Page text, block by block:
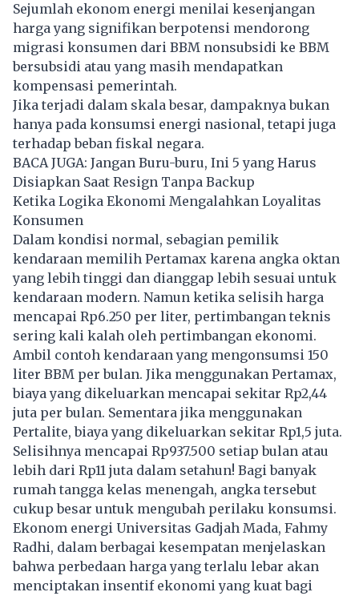
Sejumlah ekonom energi menilai kesenjangan
harga yang signifikan berpotensi mendorong
migrasi konsumen dari BBM nonsubsidi ke BBM
bersubsidi atau yang masih mendapatkan
kompensasi pemerintah.
Jika terjadi dalam skala besar, dampaknya bukan
hanya pada konsumsi energi nasional, tetapi juga
terhadap beban fiskal negara.
BACA JUGA: Jangan Buru-buru, Ini 5 yang Harus
Disiapkan Saat Resign Tanpa Backup
Ketika Logika Ekonomi Mengalahkan Loyalitas
Konsumen
Dalam kondisi normal, sebagian pemilik
kendaraan memilih Pertamax karena angka oktan
yang lebih tinggi dan dianggap lebih sesuai untuk
kendaraan modern. Namun ketika selisih harga
mencapai Rp6.250 per liter, pertimbangan teknis
sering kali kalah oleh pertimbangan ekonomi.
Ambil contoh kendaraan yang mengonsumsi 150
liter BBM per bulan. Jika menggunakan Pertamax,
biaya yang dikeluarkan mencapai sekitar Rp2,44
juta per bulan. Sementara jika menggunakan
Pertalite, biaya yang dikeluarkan sekitar Rp1,5 juta.
Selisihnya mencapai Rp937.500 setiap bulan atau
lebih dari Rp11 juta dalam setahun! Bagi banyak
rumah tangga kelas menengah, angka tersebut
cukup besar untuk mengubah perilaku konsumsi.
Ekonom energi Universitas Gadjah Mada, Fahmy
Radhi, dalam berbagai kesempatan menjelaskan
bahwa perbedaan harga yang terlalu lebar akan
menciptakan insentif ekonomi yang kuat bagi